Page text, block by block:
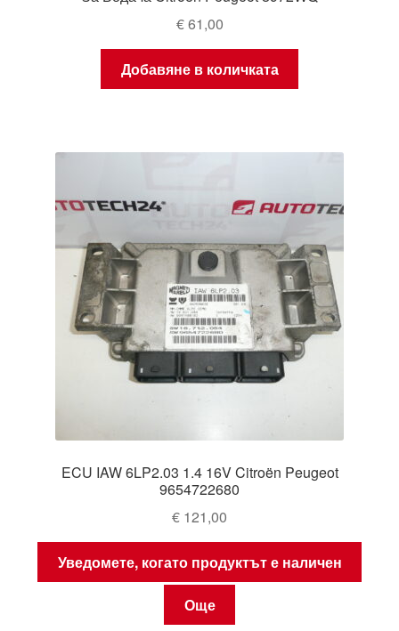
€61,00
Добавяне в количката
ECU IAW 6LP2.03 1.4 16V Citroën Peugeot
9654722680
€ 121,00
Уведомете, когато продуктът е наличен
Още